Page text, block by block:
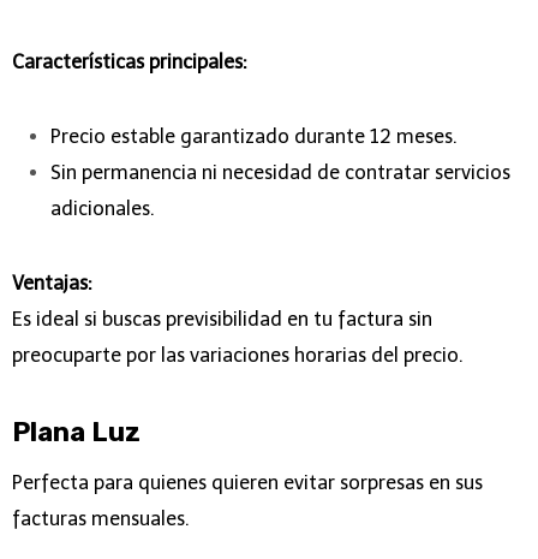
Características principales:
Precio estable garantizado durante 12 meses.
Sin permanencia ni necesidad de contratar servicios
adicionales.
Ventajas:
Es ideal si buscas previsibilidad en tu factura sin
preocuparte por las variaciones horarias del precio.
Plana Luz
Perfecta para quienes quieren evitar sorpresas en sus
facturas mensuales.